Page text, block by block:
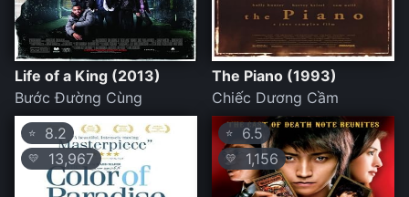
Life of a King (2013)
Bước Đường Cùng
The Piano (1993)
Chiếc Dương Cầm
⭐ 8.2
💛 13,967
⭐ 6.5
💛 1,156